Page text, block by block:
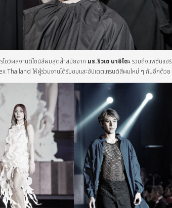
โชว์ผลงานดีไซน์สีผมสุดล้ำสมัยจาก มร.ริวเซ นาอิโตะ รวมถึงแฟชั่นแฮร์
ให้ผู้ร่วมงานได้รับชมและอัปเดตเทรนด์สีผมใหม่ ๆ กันอีกด้วย